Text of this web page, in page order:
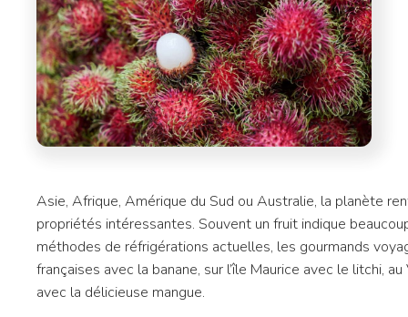
Asie, Afrique, Amérique du Sud ou Australie, la planète
propriétés intéressantes. Souvent un fruit indique
méthodes de réfrigérations actuelles, les gourmands
françaises avec la banane, sur l’île Maurice avec le litchi,
avec la délicieuse mangue.